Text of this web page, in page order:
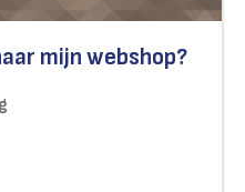
mijn webshop?